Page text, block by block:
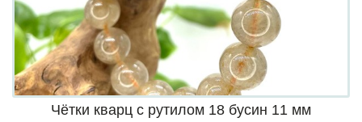
Чётки кварц с рутилом 18 бусин 11 мм